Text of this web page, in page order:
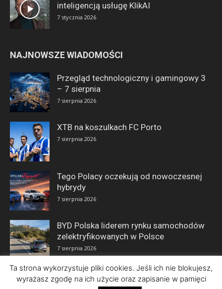
inteligencją usługę KlikAI
7 stycznia 2026
NAJNOWSZE WIADOMOŚCI
Przegląd technologiczny i gamingowy 3
– 7 sierpnia
7 sierpnia 2026
XTB na koszulkach FC Porto
7 sierpnia 2026
Tego Polacy oczekują od nowoczesnej
hybrydy
7 sierpnia 2026
BYD Polska liderem rynku samochodów
zelektryfikowanych w Polsce
7 sierpnia 2026
Ta strona wykorzystuje pliki cookies. Jeśli ich nie blokujesz,
wyrażasz zgodę na ich użycie oraz zapisanie w pamięci